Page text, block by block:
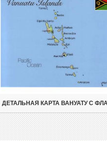
ДЕТАЛЬНАЯ КАРТА ВАНУАТУ С